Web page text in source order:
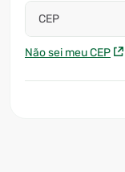
CEP
Não sei meu CEP